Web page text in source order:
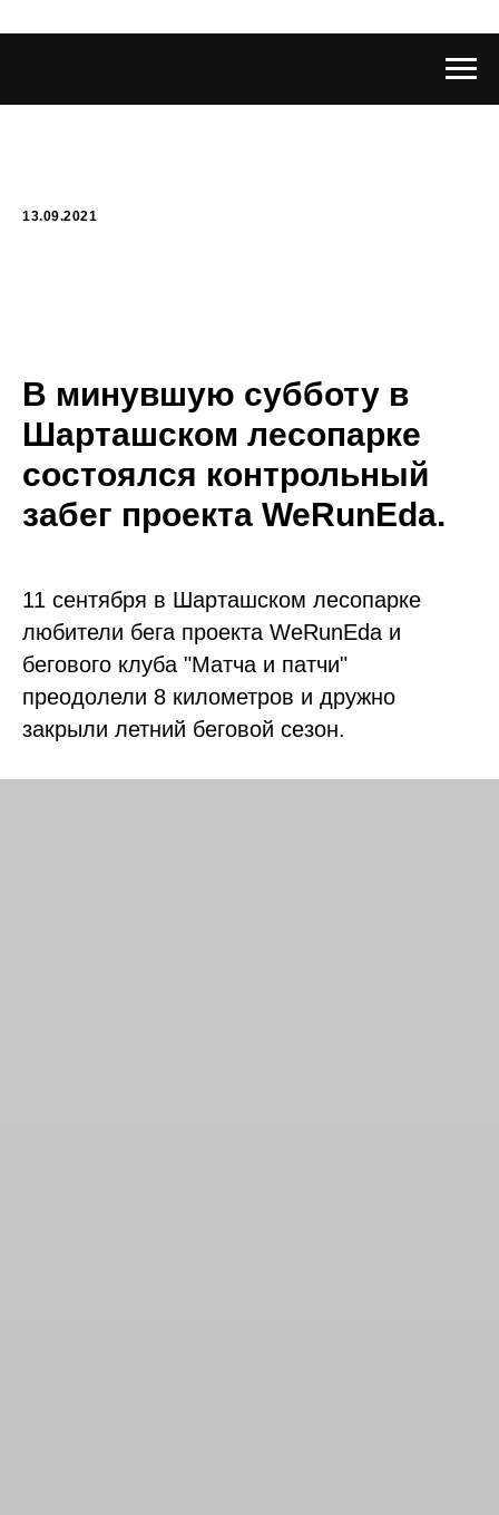
13.09.2021
В минувшую субботу в
Шарташском лесопарке
состоялся контрольный
забег проекта WeRunEda.
11 сентября в Шарташском лесопарке
любители бега проекта WeRunEda и
бегового клуба "Матча и патчи"
преодолели 8 километров и дружно
закрыли летний беговой сезон.